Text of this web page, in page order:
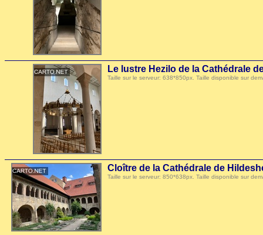
Le lustre Hezilo de la Cathédrale
Taille sur le serveur: 638*850px. Taille disponible sur
Cloître de la Cathédrale de
Taille sur le serveur: 850*638px. Taille disponible sur